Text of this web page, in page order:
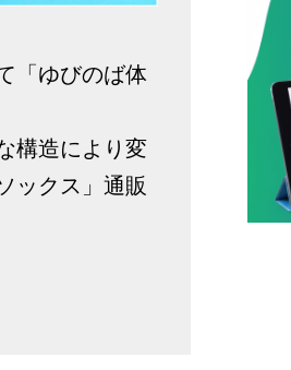
「ゆびのば体
構造により変
ックス」通販